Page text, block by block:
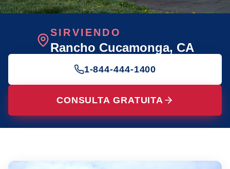
SIRVIENDO
Rancho Cucamonga, CA
1-844-444-1400
CONSULTA GRATUITA